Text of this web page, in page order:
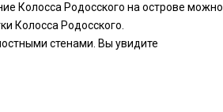
Колосса Родосского на острове можно
Колосса Родосского.
стенами. Вы увидите